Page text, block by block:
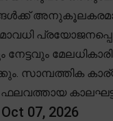
നേട്ടവും
സാമ്പത്തിക
ഫലവത്തായ
07, 2026